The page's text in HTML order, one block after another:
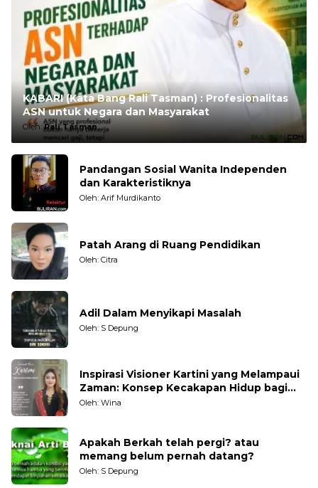
KABARI (Kata Bang Rali Tasman) : Profesionalitas
ASN untuk Negara dan Masyarakat
Oleh:Rali Tasman
Pandangan Sosial Wanita Independen
dan Karakteristiknya
Oleh: Arif Murdikanto
Patah Arang di Ruang Pendidikan
Oleh: Citra
Adil Dalam Menyikapi Masalah
Oleh: S Depung
Inspirasi Visioner Kartini yang Melampaui
Zaman: Konsep Kecakapan Hidup bagi
Generasi Muda
Oleh: Wina
Apakah Berkah telah pergi? atau
memang belum pernah datang?
Oleh: S Depung